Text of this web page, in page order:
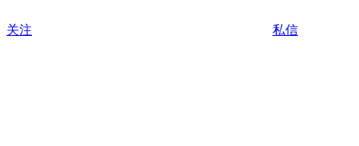
关注 私信